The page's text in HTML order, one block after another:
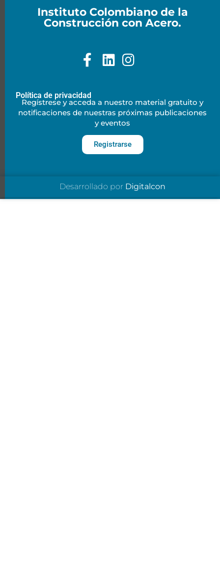
Instituto Colombiano de la
Construcción con Acero.
Política de privacidad
Regístrese y acceda a nuestro material gratuito y
notificaciones de nuestras próximas publicaciones
y eventos
Registrarse
Desarrollado por Digitalcon